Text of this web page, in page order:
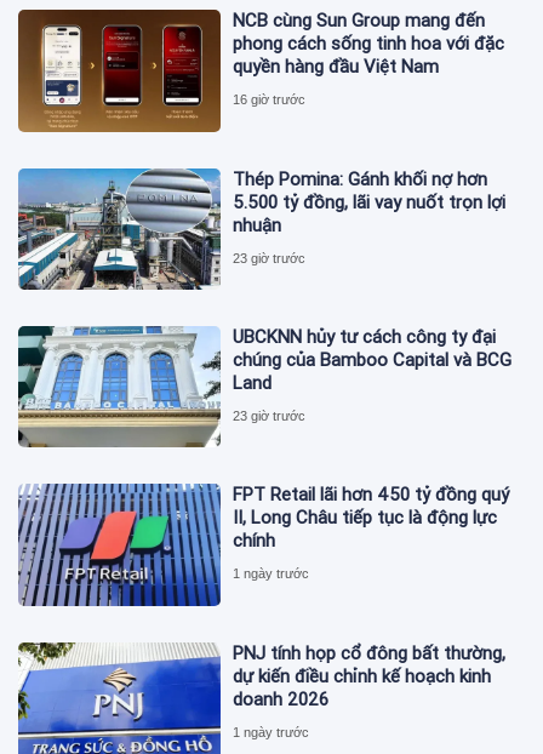
NCB cùng Sun Group mang đến
phong cách sống tinh hoa với đặc
quyền hàng đầu Việt Nam
16 giờ trước
Thép Pomina: Gánh khối nợ hơn
5.500 tỷ đồng, lãi vay nuốt trọn lợi
nhuận
23 giờ trước
UBCKNN hủy tư cách công ty đại
chúng của Bamboo Capital và BCG
Land
23 giờ trước
FPT Retail lãi hơn 450 tỷ đồng quý
II, Long Châu tiếp tục là động lực
chính
1 ngày trước
PNJ tính họp cổ đông bất thường,
dự kiến điều chỉnh kế hoạch kinh
doanh 2026
1 ngày trước